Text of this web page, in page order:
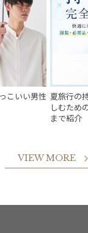
こいい男性 夏旅行の
しむため
まで紹介
VIEW MORE